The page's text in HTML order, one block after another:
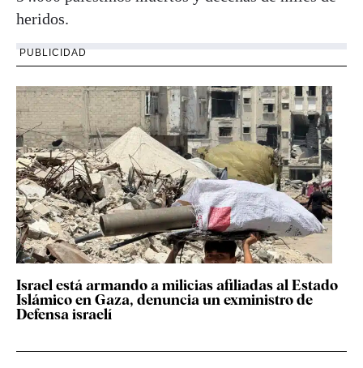
heridos.
PUBLICIDAD
Israel está armando a milicias afiliadas al Estado
Islámico en Gaza, denuncia un exministro de
Defensa israelí